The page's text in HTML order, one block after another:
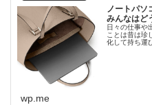
ノートパソ
みんなはど
日々の仕事や
ことは昔は珍
化して持ち運
wp.me